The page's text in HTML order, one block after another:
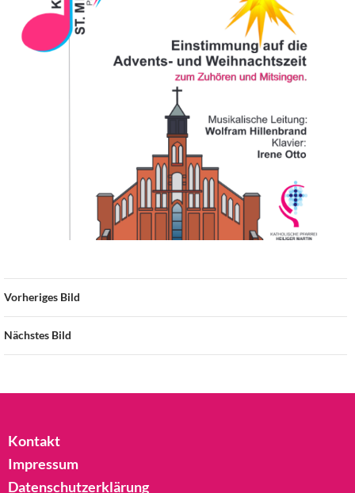
Vorheriges Bild
Nächstes Bild
Kontakt
Impressum
Datenschutzerklärung